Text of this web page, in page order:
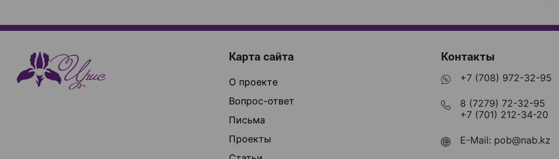
Карта сайта
О проекте
Вопрос-ответ
Письма
Проекты
Контакты
+7 (708) 972-32-95
8 (7279) 72-32-95
+7 (701) 212-34-20
E-Mail: pob@nab.kz